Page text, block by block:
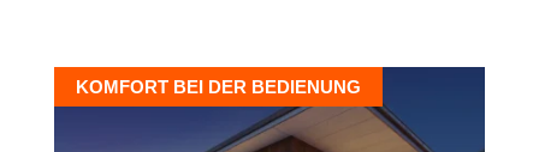
KOMFORT BEI DER BEDIENUNG